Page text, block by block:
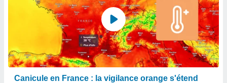
Canicule en France : la vigilance orange s'étend